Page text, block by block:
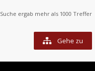
Suche ergab mehr als 1000 Treffer
Gehe zu